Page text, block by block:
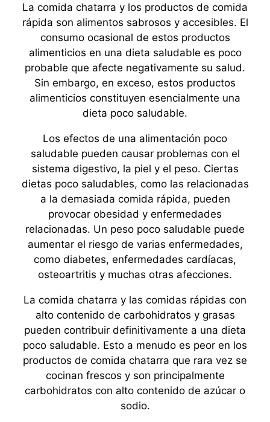
La comida chatarra y los productos de comida
rápida son alimentos sabrosos y accesibles. El
consumo ocasional de estos productos
alimenticios en una dieta saludable es poco
probable que afecte negativamente su salud.
Sin embargo, en exceso, estos productos
alimenticios constituyen esencialmente una
dieta poco saludable.
Los efectos de una alimentación poco
saludable pueden causar problemas con el
sistema digestivo, la piel y el peso. Ciertas
dietas poco saludables, como las relacionadas
a la demasiada comida rápida, pueden
provocar obesidad y enfermedades
relacionadas. Un peso poco saludable puede
aumentar el riesgo de varias enfermedades,
como diabetes, enfermedades cardíacas,
osteoartritis y muchas otras afecciones.
La comida chatarra y las comidas rápidas con
alto contenido de carbohidratos y grasas
pueden contribuir definitivamente a una dieta
poco saludable. Esto a menudo es peor en los
productos de comida chatarra que rara vez se
cocinan frescos y son principalmente
carbohidratos con alto contenido de azúcar o
sodio.